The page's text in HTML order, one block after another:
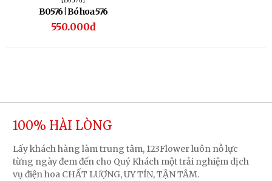
B0576 | Bó hoa 576
550.000đ
100% HÀI LÒNG
Lấy khách hàng làm trung tâm, 123Flower luôn nỗ lực
từng ngày đem đến cho Quý Khách một trải nghiệm dịch
vụ điện hoa CHẤT LƯỢNG, UY TÍN, TẬN TÂM.